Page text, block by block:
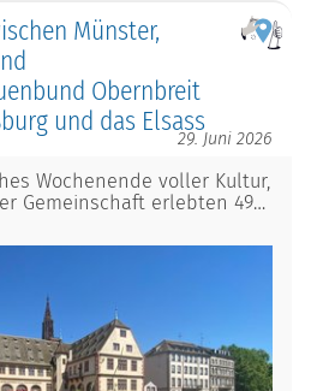
Münster,
Obernbreit
und das Elsass
29. Juni 2026
Wochenende voller Kultur,
Gemeinschaft erlebten 49…